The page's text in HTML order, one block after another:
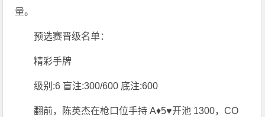
量。
预选赛晋级名单：
精彩手牌
级别:6 盲注:300/600 底注:600
翻前，陈英杰在枪口位手持 A♦5♥开池 1300，CO